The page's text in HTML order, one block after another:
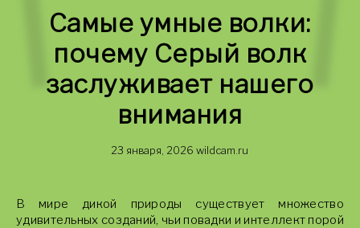
Самые умные волки:
почему Серый волк
заслуживает нашего
внимания
23 января, 2026 wildcam.ru
В мире дикой природы существует множество
удивительных созданий, чьи повадки и интеллект порой